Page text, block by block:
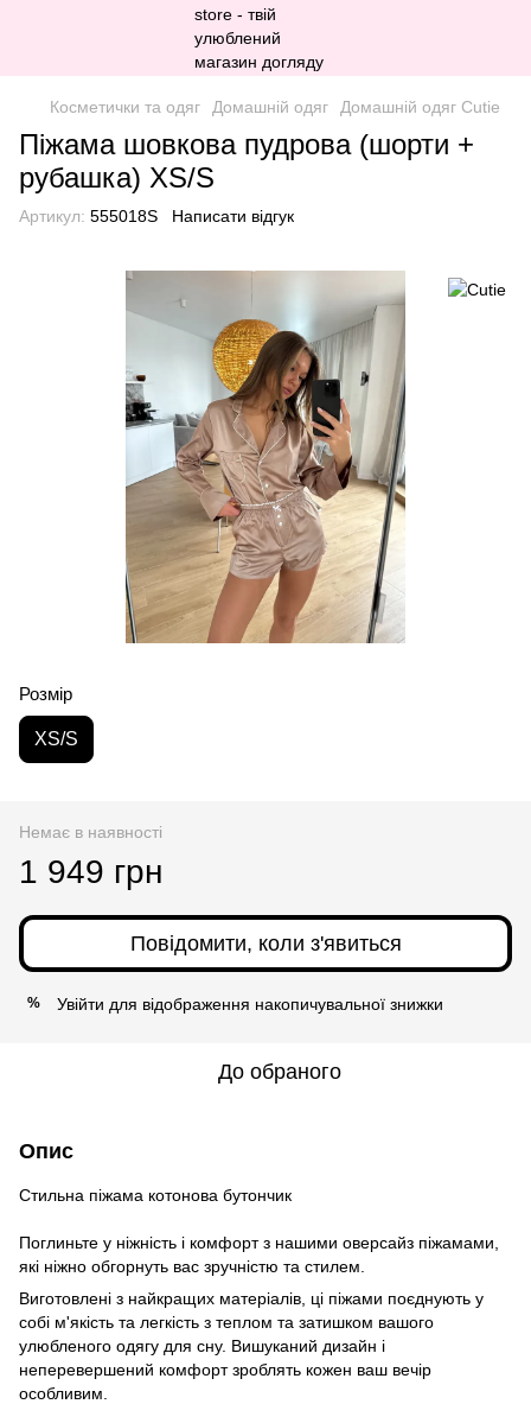
Косметички та одяг Домашній одяг Домашній одяг Cutie
Піжама шовкова пудрова (шорти +
рубашка) XS/S
Артикул: 555018S Написати відгук
Розмір
XS/S
Немає в наявності
1 949 грн
Повідомити, коли з'явиться
% Увійти для відображення накопичувальної знижки
До обраного
Опис
Стильна піжама котонова бутончик
Поглиньте у ніжність і комфорт з нашими оверсайз піжамами,
які ніжно обгорнуть вас зручністю та стилем.
Виготовлені з найкращих матеріалів, ці піжами поєднують у
собі м'якість та легкість з теплом та затишком вашого
улюбленого одягу для сну. Вишуканий дизайн і
неперевершений комфорт зроблять кожен ваш вечір
особливим.